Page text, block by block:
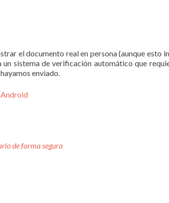
el documento real en persona (aunque esto
sistema de verificación automático que
enviado.
Android
de forma segura